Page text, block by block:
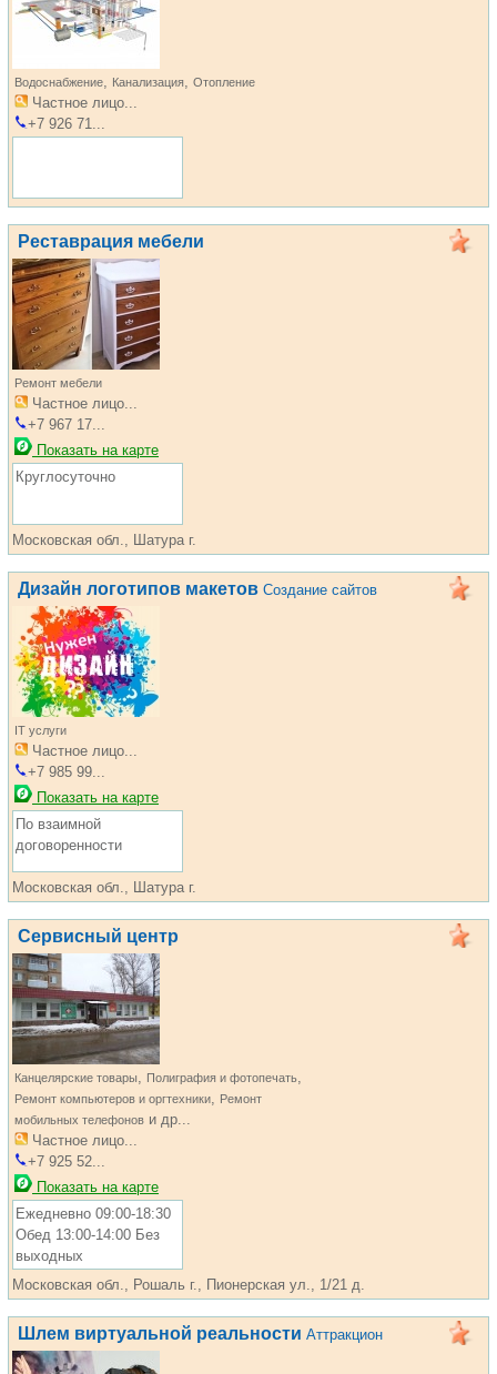
Водоснабжение, Канализация, Отопление
Частное лицо...
+7 926 71...
Реставрация мебели
Ремонт мебели
Частное лицо...
+7 967 17...
Показать на карте
Круглосуточно
Московская обл., Шатура г.
Дизайн логотипов макетов Создание сайтов
IT услуги
Частное лицо...
+7 985 99...
Показать на карте
По взаимной
договоренности
Московская обл., Шатура г.
Сервисный центр
Канцелярские товары, Полиграфия и фотопечать,
Ремонт компьютеров и оргтехники, Ремонт
мобильных телефонов и др...
Частное лицо...
+7 925 52...
Показать на карте
Ежедневно 09:00-18:30
Обед 13:00-14:00 Без
выходных
Московская обл., Рошаль г., Пионерская ул., 1/21 д.
Шлем виртуальной реальности Аттракцион